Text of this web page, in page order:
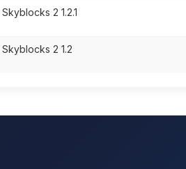
2 1.2.1
2 1.2